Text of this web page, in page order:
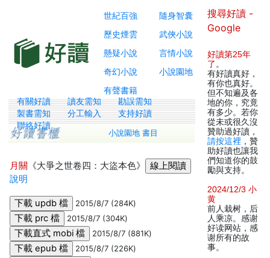
世紀百強
隨身智囊
歷史煙雲
武俠小說
懸疑小說
言情小說
奇幻小說
小說園地
有聲書籍
有關好讀 讀友需知
勘誤需知
製書需知
分工輸入
支持好讀
聯絡好讀
小說園地 書目
月關 《大爭之世卷四：大盜本色》
說明
2015/8/7 (284K)
2015/8/7 (304K)
2015/8/7 (881K)
2015/8/7 (226K)
搜尋好讀 -
Google
好讀第25年
了 。
有好讀真好，
有你也真好。
但不知遍及各
地的你，究竟
有多少。若你
從未或很久沒
贊助過好讀，
請按這裡 ，贊
助好讀也讓我
們知道你的鼓
勵與支持。
2024/12/3 小
黄
前人栽树，后
人乘凉。感谢
好读网站，感
谢所有的故
事。